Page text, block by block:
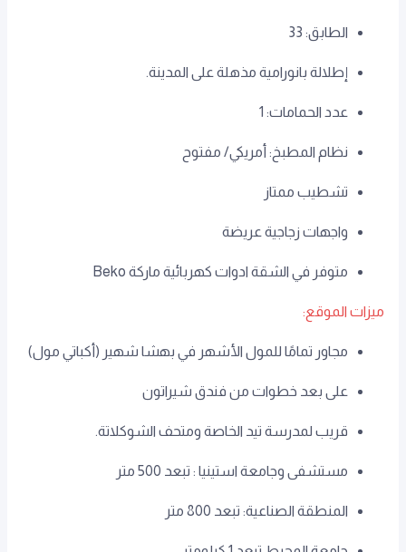
الطابق: 33
إطلالة بانورامية مذهلة على المدينة.
عدد الحمامات: 1
نظام المطبخ: أمريكي/ مفتوح
تشطيب ممتاز
واجهات زجاجية عريضة
متوفر في الشقة ادوات كهربائية ماركة Beko
ميزات الموقع:
مجاور تمامًا للمول الأشهر في بهشا شهير (أكباتي مول)
على بعد خطوات من فندق شيراتون
قريب لمدرسة تيد الخاصة ومتحف الشوكلاتة.
مستشفى وجامعة استينيا : تبعد 500 متر
المنطقة الصناعية: تبعد 800 متر